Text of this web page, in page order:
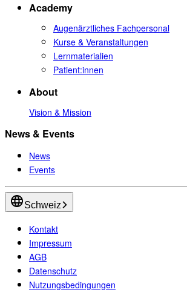
Academy
Augenärztliches Fachpersonal
Kurse & Veranstaltungen
Lernmaterialien
Patient:innen
About
Vision & Mission
News & Events
News
Events
Schweiz
Kontakt
Impressum
AGB
Datenschutz
Nutzungsbedingungen